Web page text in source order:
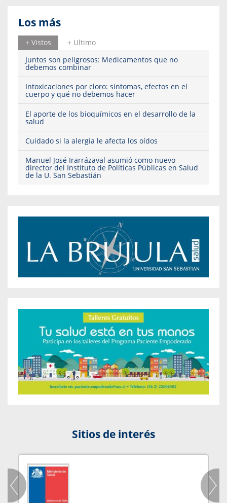
Los más
+ Vistos
+ Ultimo
Juntos son peligrosos: Medicamentos que no
debemos combinar
Intoxicaciones por cloro: síntomas, efectos en el
cuerpo y qué no debemos hacer
El aporte de los bioquímicos en el desarrollo de la
salud
Cuidado si la alergia le afecta los oídos
Manuel José Irarrázaval asumió como nuevo
director del Instituto de Políticas Públicas en Salud
de la U. San Sebastián
Sitios de interés